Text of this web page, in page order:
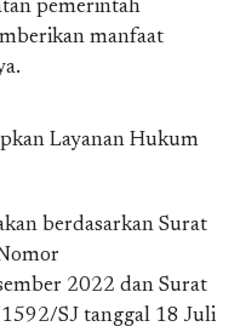
pemerintah
manfaat
Layanan Hukum
berdasarkan Surat
2022 dan Surat
SJ tanggal 18 Juli